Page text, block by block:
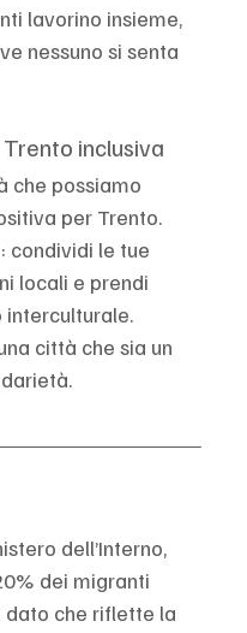
lavorino insieme,
nessuno si senta
inclusiva
che possiamo
per Trento.
condividi le tue
locali e prendi
città che sia un
dell’Interno,
dei migranti
dato che riflette la